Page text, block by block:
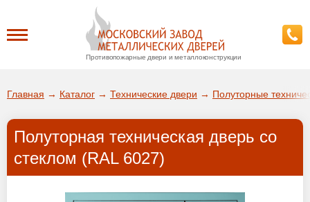
Противопожарные двери и металлоконструкции
ДА!
ВЫБРАТЬ ДРУГОЙ ГОРОД
О заводе
Доставка
Главная → Каталог → Технические двери → Полуторные
Полуторная техническая дверь со
стеклом (RAL 6027)